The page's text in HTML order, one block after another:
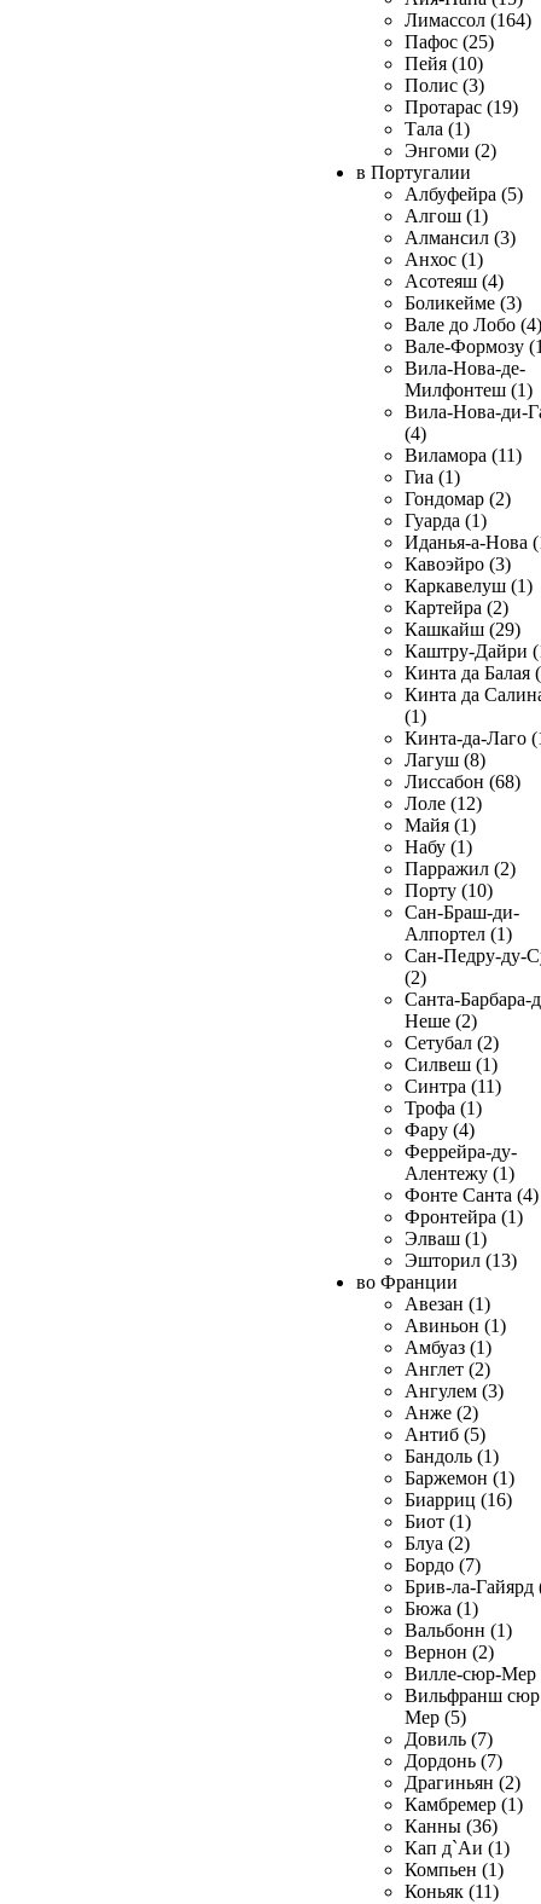
Лимассол (164)
Пафос (25)
Пейя (10)
Полис (3)
Протарас (19)
Тала (1)
Энгоми (2)
в Португалии
Албуфейра (5)
Алгош (1)
Алмансил (3)
Анхос (1)
Асотеяш (4)
Боликейме (3)
Вале до Лобо (4)
Вале-Формозу
Вила-Нова-де-
Милфонтеш (1)
Вила-Нова-ди-
(4)
Виламора (11)
Гиа (1)
Гондомар (2)
Гуарда (1)
Иданья-а-Нова
Кавоэйро (3)
Каркавелуш (1)
Картейра (2)
Кашкайш (29)
Каштру-Дайри
Кинта да Балая
Кинта да
(1)
Кинта-да-Лаго
Лагуш (8)
Лиссабон (68)
Лоле (12)
Майя (1)
Набу (1)
Парражил (2)
Порту (10)
Сан-Браш-ди-
Алпортел (1)
Сан-Педру-ду-
(2)
Санта-Барбара-
Неше (2)
Сетубал (2)
Силвеш (1)
Синтра (11)
Трофа (1)
Фару (4)
Феррейра-ду-
Алентежу (1)
Фонте Санта (4)
Фронтейра (1)
Элваш (1)
Эшторил (13)
во Франции
Авезан (1)
Авиньон (1)
Амбуаз (1)
Англет (2)
Ангулем (3)
Анже (2)
Антиб (5)
Бандоль (1)
Баржемон (1)
Биарриц (16)
Биот (1)
Блуа (2)
Бордо (7)
Брив-ла-Гайярд
Бюжа (1)
Вальбонн (1)
Вернон (2)
Вилле-сюр-Мер
Вильфранш сюр
Мер (5)
Довиль (7)
Дордонь (7)
Драгиньян (2)
Камбремер (1)
Канны (36)
Кап д`Аи (1)
Компьен (1)
Коньяк (11)